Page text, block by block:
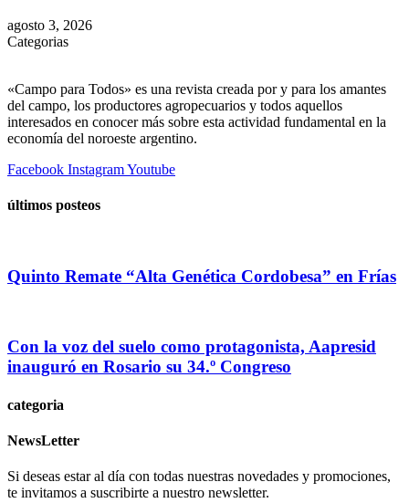
agosto 3, 2026
Categorias
«Campo para Todos» es una revista creada por y para los amantes
del campo, los productores agropecuarios y todos aquellos
interesados en conocer más sobre esta actividad fundamental en la
economía del noroeste argentino.
Facebook InstagramYoutube
últimos posteos
Quinto Remate “Alta Genética Cordobesa” en Frías
Con la voz del suelo como protagonista, Aapresid
inauguró en Rosario su 34.º Congreso
categoria
NewsLetter
Si deseas estar al día con todas nuestras novedades y promociones,
te invitamos a suscribirte a nuestro newsletter.